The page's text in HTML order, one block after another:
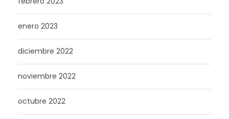
enero 2023
diciembre 2022
noviembre 2022
octubre 2022